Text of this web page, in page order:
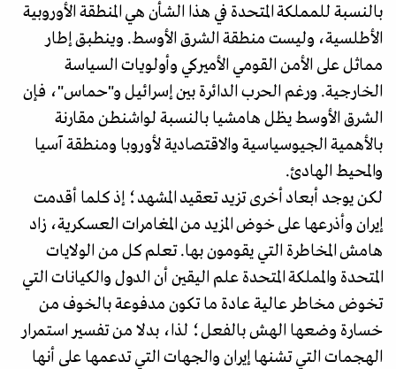
بالنسبة للمملكة المتحدة في هذا الشأن هي المنطقة الأوروبية
الأطلسية، وليست منطقة الشرق الأوسط. وينطبق إطار
مماثل على الأمن القومي الأميركي وأولويات السياسة
الخارجية. ورغم الحرب الدائرة بين إسرائيل و"حماس"، فإن
الشرق الأوسط يظل هامشيا بالنسبة لواشنطن مقارنة
بالأهمية الجيوسياسية والاقتصادية لأوروبا ومنطقة آسيا
والمحيط الهادئ.
لكن يوجد أبعاد أخرى تزيد تعقيد المشهد؛ إذ كلما أقدمت
إيران وأذرعها على خوض المزيد من المغامرات العسكرية، زاد
هامش المخاطرة التي يقومون بها. تعلم كل من الولايات
المتحدة والمملكة المتحدة علم اليقين أن الدول والكيانات التي
تخوض مخاطر عالية عادة ما تكون مدفوعة بالخوف من
خسارة وضعها الهش بالفعل؛ لذا، بدلا من تفسير استمرار
الهجمات التي تشنها إيران والجهات التي تدعمها على أنها